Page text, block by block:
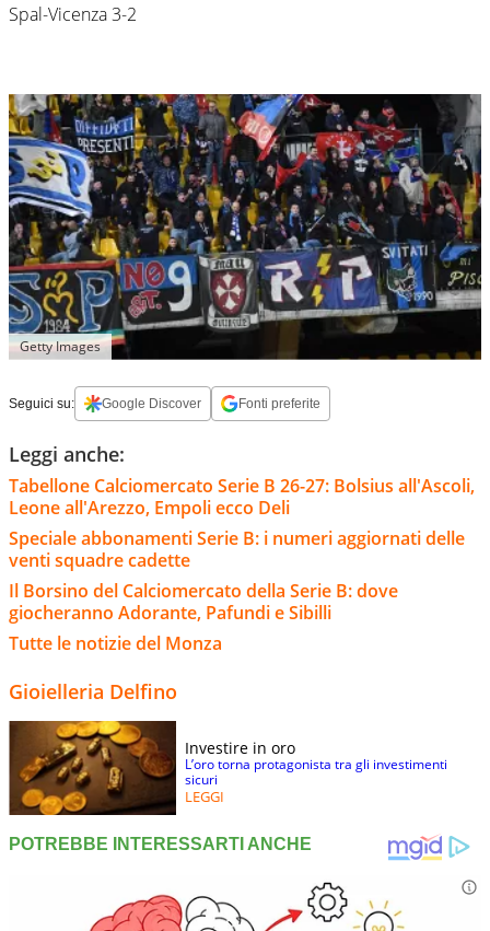
Spal-Vicenza 3-2
Getty Images
Seguici su: Google Discover Fonti preferite
Leggi anche:
Tabellone Calciomercato Serie B 26-27: Bolsius all'Ascoli,
Leone all'Arezzo, Empoli ecco Deli
Speciale abbonamenti Serie B: i numeri aggiornati delle
venti squadre cadette
Il Borsino del Calciomercato della Serie B: dove
giocheranno Adorante, Pafundi e Sibilli
Tutte le notizie del Monza
Gioielleria Delfino
Investire in oro
L’oro torna protagonista tra gli investimenti
sicuri
LEGGI